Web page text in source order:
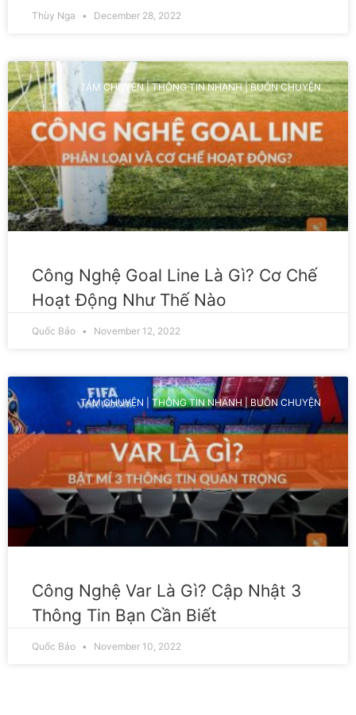
Thùy Nga December 28, 2022
TÁM CHUYỆN | THÔNG TIN NHANH | BUÔN CHUYỆN
Công Nghệ Goal Line Là Gì? Cơ Chế
Hoạt Động Như Thế Nào
Quốc Bảo November 12, 2022
TÁM CHUYỆN | THÔNG TIN NHANH | BUÔN CHUYỆN
Công Nghệ Var Là Gì? Cập Nhật 3
Thông Tin Bạn Cần Biết
Quốc Bảo November 10, 2022